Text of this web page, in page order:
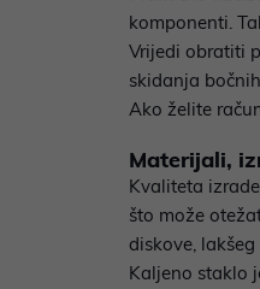
komponenti.
Vrijedi obratiti
skidanja
Ako želite
Materijali,
Kvaliteta
što može
diskove,
Kaljeno staklo